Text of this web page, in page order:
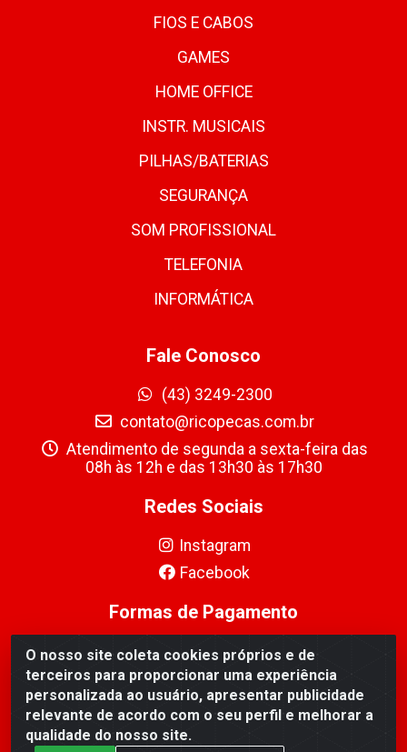
O nosso site coleta cookies próprios e de
terceiros para proporcionar uma experiência
personalizada ao usuário, apresentar publicidade
relevante de acordo com o seu perfil e melhorar a
qualidade do nosso site.
FIOS E CABOS
GAMES
HOME OFFICE
INSTR. MUSICAIS
PILHAS/BATERIAS
SEGURANÇA
SOM PROFISSIONAL
TELEFONIA
INFORMÁTICA
Fale Conosco
(43) 3249-2300
contato@ricopecas.com.br
Atendimento de segunda a sexta-feira das
08h às 12h e das 13h30 às 17h30
Redes Sociais
Instagram
Facebook
Formas de Pagamento
Ricopeças Comércio de componentes Eletrônicos Ltda -
Rua Alicio Francisco Mafra, 968 - Jardim Taroba,